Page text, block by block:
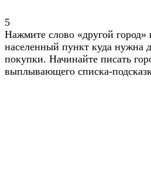
5
Нажмите слово «другой
населенный пункт куда нужна
покупки. Начинайте писать
выплывающего списка-